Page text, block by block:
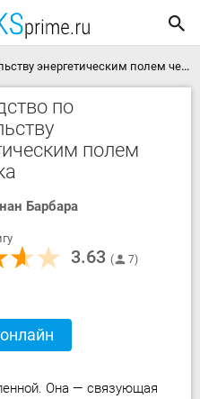
полем человека скачать книгу
по
полем
Барбара
3.63 7
Она — связующая